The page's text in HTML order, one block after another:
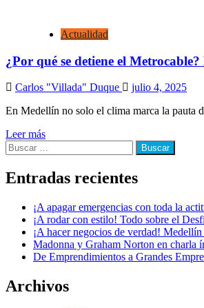
Actualidad
¿Por qué se detiene el
Carlos "Villada" Duque
julio 4, 2025
En Medellín no solo el clima marca la pauta
Leer más
Buscar:
Entradas recientes
¡A apagar emergencias con toda la
¡A rodar con estilo! Todo sobre el
¡A hacer negocios de verdad!
Madonna y Graham Norton en charla
De Emprendimientos a Grandes
Archivos